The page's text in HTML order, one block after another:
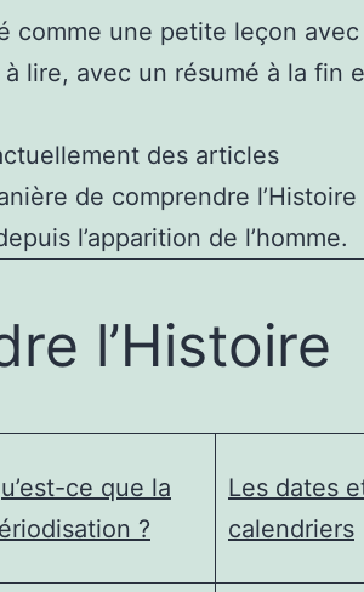
comme une petite leçon avec
lire, avec un résumé à la fin
des articles
de comprendre
l’apparition de l’homme.
l’Histoire
ce que la
?
Les dates
calendriers